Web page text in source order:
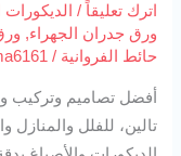
اترك تعليقاً / الديكورات
ورق جدران الجهراء,
حائط الفروانية /
تالين، للفلل